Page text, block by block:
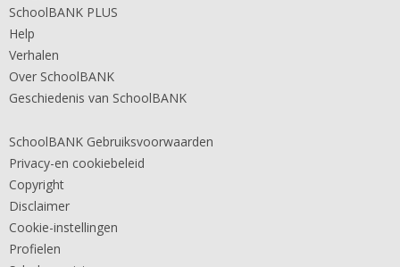
SchoolBANK PLUS
Help
Verhalen
Over SchoolBANK
Geschiedenis van SchoolBANK
SchoolBANK Gebruiksvoorwaarden
Privacy-en cookiebeleid
Copyright
Disclaimer
Cookie-instellingen
Profielen